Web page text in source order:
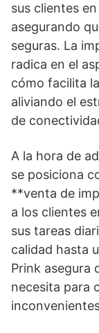
sus clientes
asegurando
seguras. La
radica en el
cómo facilita
aliviando el
de
A la hora de
se posiciona
**venta de
a los clientes
sus tareas
calidad hasta
Prink asegura
necesita para